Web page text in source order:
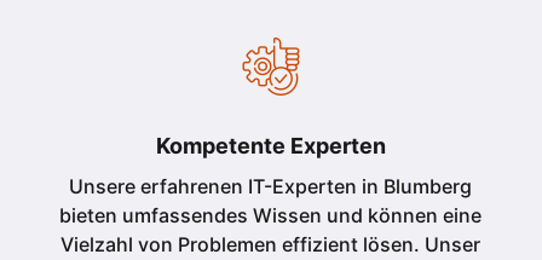
Kompetente Experten
Unsere erfahrenen IT-Experten in Blumberg
bieten umfassendes Wissen und können eine
Vielzahl von Problemen effizient lösen. Unser